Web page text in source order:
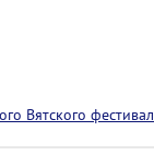
Вятского